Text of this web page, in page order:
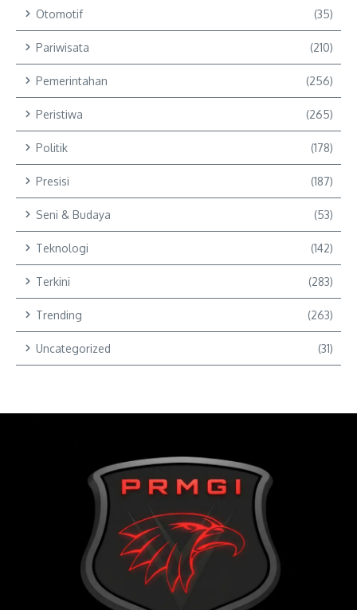
Otomotif (35)
Pariwisata (210)
Pemerintahan (256)
Peristiwa (265)
Politik (178)
Presisi (187)
Seni & Budaya (53)
Teknologi (142)
Terkini (283)
Trending (263)
Uncategorized (31)